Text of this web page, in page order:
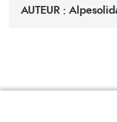
AUTEUR :